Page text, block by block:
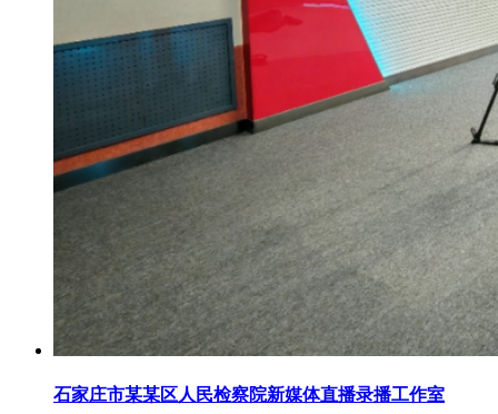
石家庄市某某区人民检察院新媒体直播录播工作室